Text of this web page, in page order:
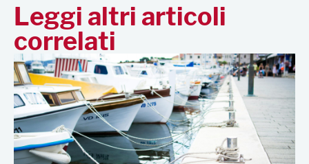
Leggi altri articoli
correlati